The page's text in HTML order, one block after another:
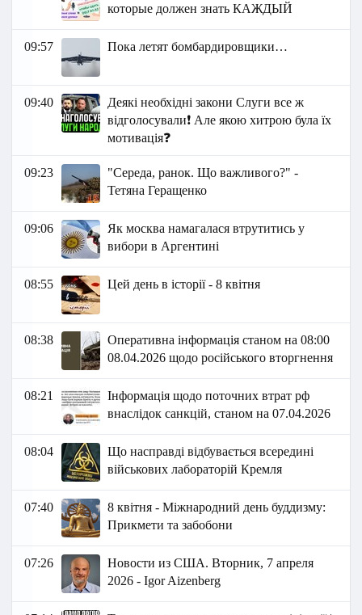
которые должен знать КАЖДЫЙ
09:57 Пока летят бомбардировщики…
09:40
Деякі необхідні закони Слуги все ж
відголосували❗ Але якою хитрою була їх
мотивація❓
09:23
"Середа, ранок. Що важливого?" -
Тетяна Геращенко
09:06
Як москва намагалася втрутитись у
вибори в Аргентині
08:55 Цей день в історії - 8 квітня
08:38
Оперативна інформація станом на 08:00
08.04.2026 щодо російського вторгнення
08:21
Інформація щодо поточних втрат рф
внаслідок санкцій, станом на 07.04.2026​
08:04
Що насправді відбувається всередині
військових лабораторій Кремля
07:40
8 квітня - Міжнародний день буддизму:
Прикмети та забобони
07:26
Новости из США. Вторник, 7 апреля
2026 - Igor Aizenberg